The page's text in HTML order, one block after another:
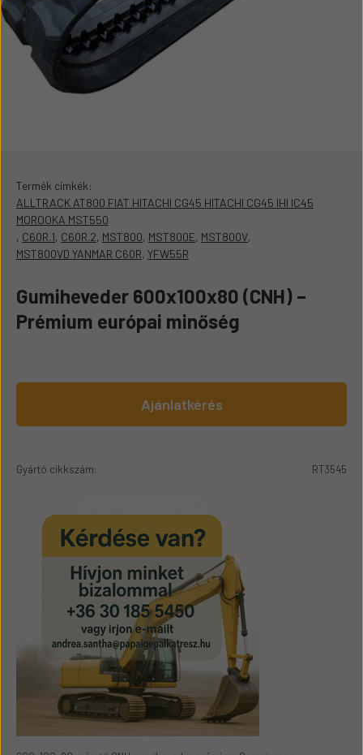
Termék címkék:
ALLTRACK AT800 FIAT HITACHI CG45 HITACHI CG45 IHI IC45
MOROOKA MST550
, C60R.1, C60R.2, MST800, MST800E, MST800V,
MST800VD YANMAR C60R, YFW55R
Gumiheveder 600x100x80 (CNH) –
Prémium európai minőség
Ajánlatkérés
Gyártó cikkszám: RT3545